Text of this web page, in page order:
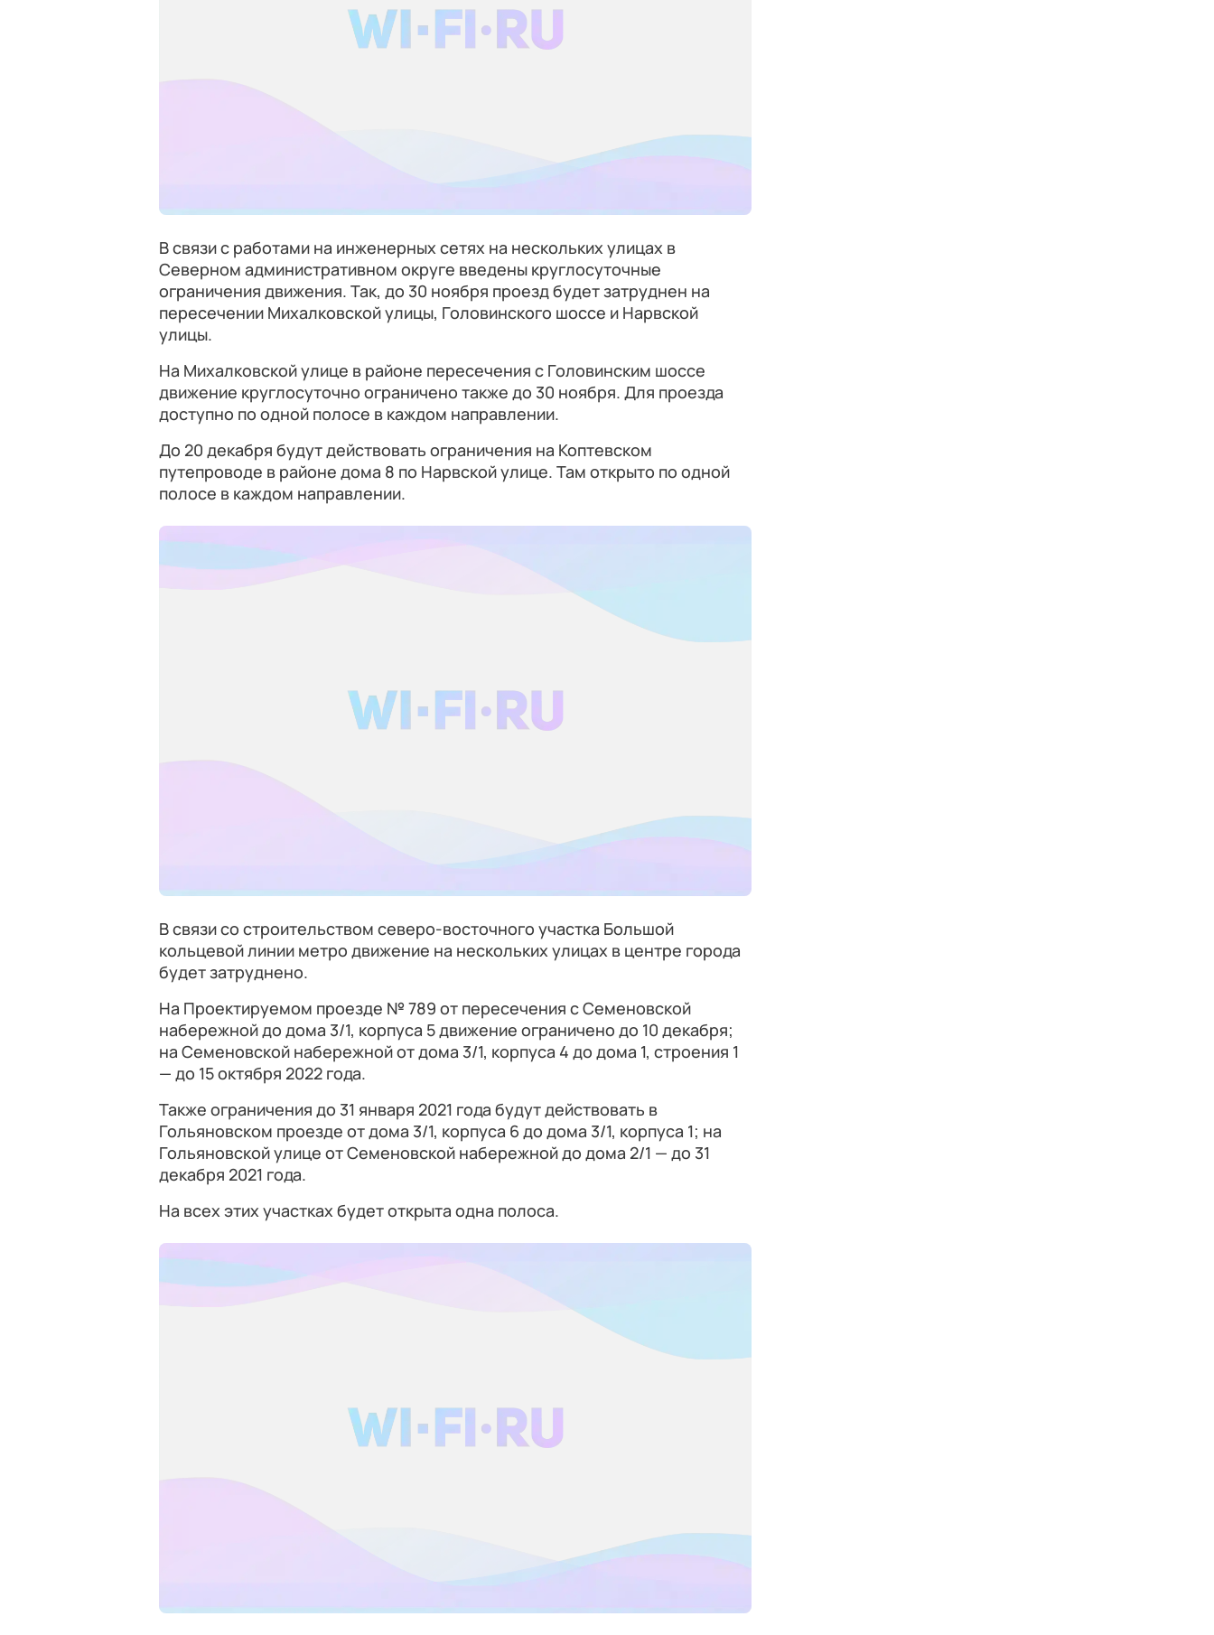
В связи с работами на инженерных сетях на нескольких улицах в
Северном административном округе введены круглосуточные
ограничения движения. Так, до 30 ноября проезд будет затруднен на
пересечении Михалковской улицы, Головинского шоссе и Нарвской
улицы.
На Михалковской улице в районе пересечения с Головинским шоссе
движение круглосуточно ограничено также до 30 ноября. Для проезда
доступно по одной полосе в каждом направлении.
До 20 декабря будут действовать ограничения на Коптевском
путепроводе в районе дома 8 по Нарвской улице. Там открыто по одной
полосе в каждом направлении.
В связи со строительством северо-восточного участка Большой
кольцевой линии метро движение на нескольких улицах в центре города
будет затруднено.
На Проектируемом проезде № 789 от пересечения с Семеновской
набережной до дома 3/1, корпуса 5 движение ограничено до 10 декабря;
на Семеновской набережной от дома 3/1, корпуса 4 до дома 1, строения 1
— до 15 октября 2022 года.
Также ограничения до 31 января 2021 года будут действовать в
Гольяновском проезде от дома 3/1, корпуса 6 до дома 3/1, корпуса 1; на
Гольяновской улице от Семеновской набережной до дома 2/1 — до 31
декабря 2021 года.
На всех этих участках будет открыта одна полоса.